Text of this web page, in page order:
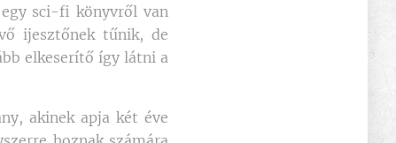
egy sci-fi könyvről van
ijesztőnek tűnik, de
elkeserítő így látni a
akinek apja két éve